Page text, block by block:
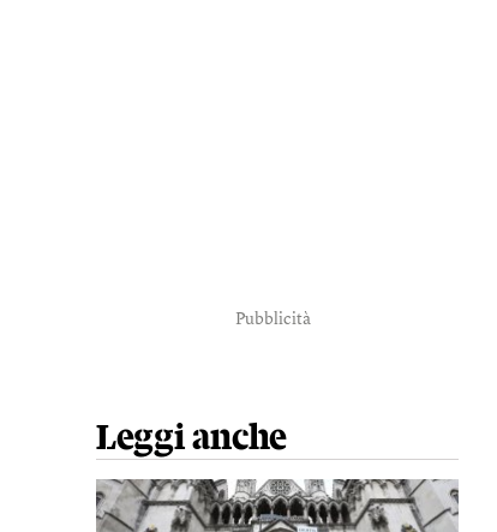
Pubblicità
Leggi anche